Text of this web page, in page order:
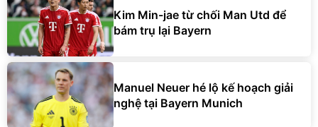
Kim Min-jae từ chối Man Utd để
bám trụ lại Bayern
Manuel Neuer hé lộ kế hoạch giải
nghệ tại Bayern Munich